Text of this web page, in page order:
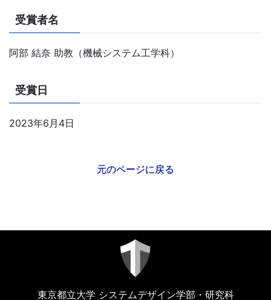
受賞者名
阿部 結奈 助教（機械システム工学科）
受賞日
2023年6月4日
元のページに戻る
東京都立大学 システムデザイン学部・研究科